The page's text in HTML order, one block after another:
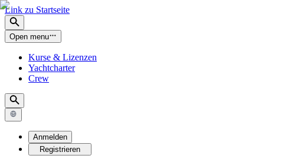
Link zu Startseite
Open menu
Kurse & Lizenzen
Yachtcharter
Crew
Anmelden
Registrieren